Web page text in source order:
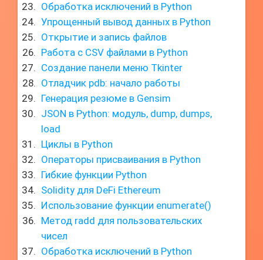
Обработка исключений в Python
Упрощенный вывод данных в Python
Открытие и запись файлов
Работа с CSV файлами в Python
Создание панели меню Tkinter
Отладчик pdb: начало работы
Генерация резюме в Gensim
JSON в Python: модуль, dump, dumps,
load
Циклы в Python
Операторы присваивания в Python
Гибкие функции Python
Solidity для DeFi Ethereum
Использование функции enumerate()
Метод radd для пользовательских
чисел
Обработка исключений в Python